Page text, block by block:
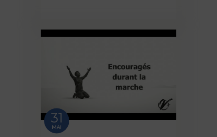
31
MAI